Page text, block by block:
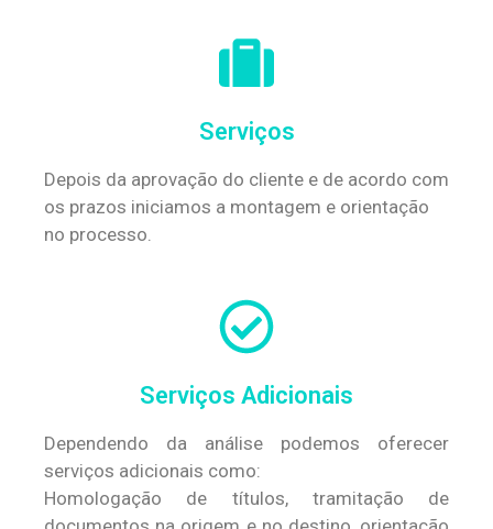
Serviços
Depois da aprovação do cliente e de acordo com
os prazos iniciamos a montagem e orientação
no processo.
Serviços Adicionais
Dependendo da análise podemos oferecer
serviços adicionais como:
Homologação de títulos, tramitação de